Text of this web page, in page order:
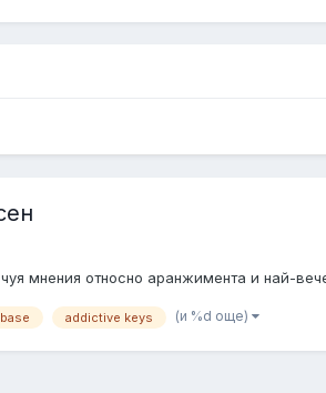
мнения относно аранжимента и най-
addictive keys (и %d още)